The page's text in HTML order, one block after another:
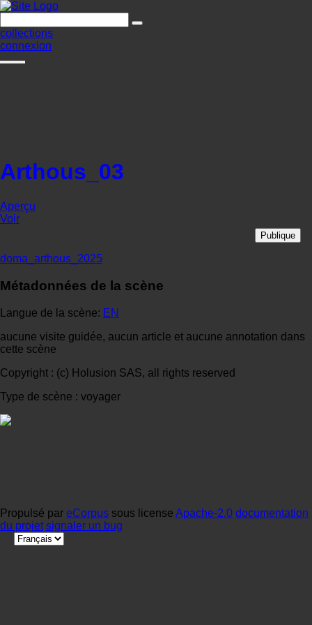
collections
connexion
Arthous_03
Aperçu
Voir
Publique
doma_arthous_2025
Métadonnées de la scène
Langue de la scène: EN
aucune visite guidée, aucun article et aucune annotation dans
cette scène
Copyright : (c) Holusion SAS, all rights reserved
Type de scène : voyager
Propulsé par eCorpus sous license Apache-2.0 documentation
du projet signaler un bug